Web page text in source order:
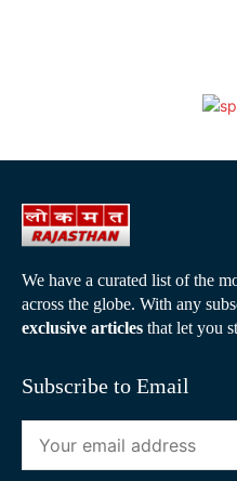
We have a curated list of the
across the globe. With any
exclusive articles that let you
Subscribe to Email